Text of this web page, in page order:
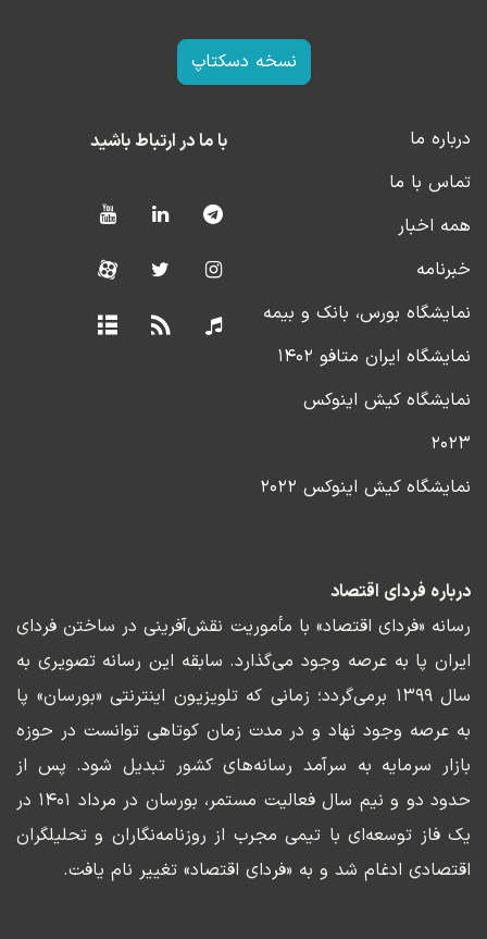
نسخه دسکتاپ
درباره ما
تماس با ما
همه اخبار
خبرنامه
نمایشگاه بورس، بانک و بیمه
نمایشگاه ایران متافو ۱۴۰۲
نمایشگاه کیش اینوکس
۲۰۲۳
نمایشگاه کیش اینوکس ۲۰۲۲
با ما در ارتباط باشید
درباره فردای اقتصاد
رسانه «فردای اقتصاد» با مأموریت نقش‌آفرینی در ساختن فردای
ایران پا به عرصه وجود می‌گذارد. سابقه این رسانه تصویری به
سال ۱۳۹۹ برمی‌گردد؛ زمانی که تلویزیون اینترنتی «بورسان» پا
به عرصه وجود نهاد و در مدت زمان کوتاهی توانست در حوزه
بازار سرمایه به سرآمد رسانه‌های کشور تبدیل شود. پس از
حدود دو و نیم سال فعالیت مستمر، بورسان در مرداد ۱۴۰۱ در
یک فاز توسعه‌ای با تیمی مجرب از روزنامه‌نگاران و تحلیلگران
اقتصادی ادغام شد و به «فردای اقتصاد» تغییر نام یافت.